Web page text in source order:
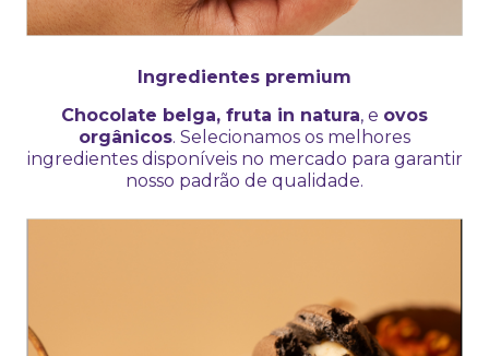
Ingredientes premium
Chocolate belga, fruta in natura, e ovos
orgânicos. Selecionamos os melhores
ingredientes disponíveis no mercado para garantir
nosso padrão de qualidade.